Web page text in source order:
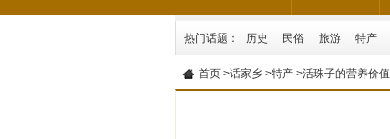
热门话题： 历史 民俗 旅游 特产
首页 >话家乡 >特产 >活珠子的营养价值